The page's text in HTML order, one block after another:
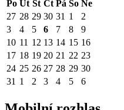
Po Út St Čt Pá So Ne
27 28 29 30 31 1
2
3
4 5 6 7 8
9
10 11 12 13 14 15 16
17 18 19 20 21 22 23
24 25 26 27 28 29 30
31 1 2 3 4 5 6